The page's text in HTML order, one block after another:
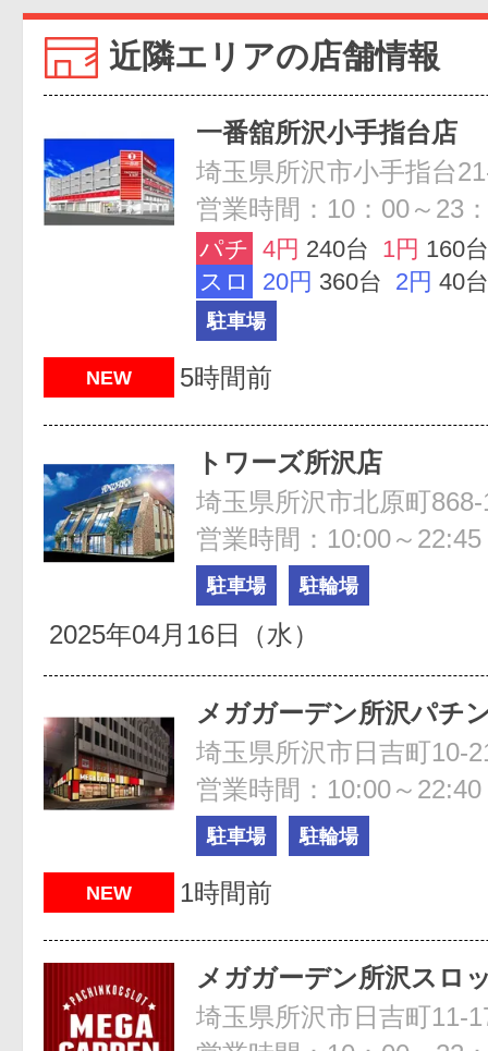
近隣エリアの店舗情報
一番舘所沢小手指台店
埼玉県所沢市小手指台
営業時間：10：00～23
パチ 4円 240台 1円 160台
スロ
20円 360台 2円 40台
駐車場
NEW 5時間前
トワーズ所沢店
埼玉県所沢市北原町868-
営業時間：10:00～22:45
駐車場 駐輪場
2025年04月16日（水）
メガガーデン所沢パチ
営業時間：10:00～22:40
駐車場 駐輪場
NEW 1時間前
メガガーデン所沢スロ
埼玉県所沢市日吉町11-